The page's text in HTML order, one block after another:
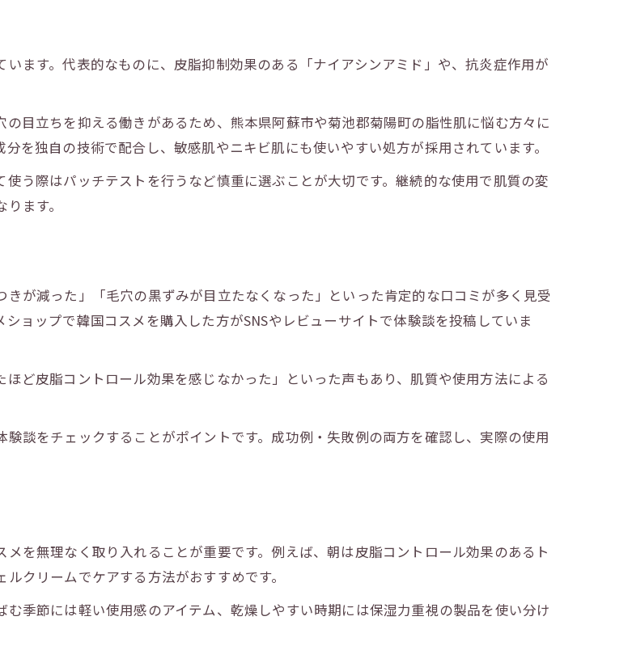
にもやさしい毛穴ケアコスメの選び方
ラブル対策に韓国コスメが役立つ理由
コスメの毛穴ケア成分がもたらす効果
みと韓国コスメの相性を検証
すなら知っておきたい韓国コスメ選び
りに最適な韓国コスメの特徴とは
に見る韓国コスメの選び方ガイド
ない韓国コスメの上手な選び方
ます。代表的なものに、皮脂抑制効果のある「ナイアシンアミド」や、抗炎症作用が
目立ちを抑える働きがあるため、熊本県阿蘇市や菊池郡菊陽町の脂性肌に悩む方々に
を独自の技術で配合し、敏感肌やニキビ肌にも使いやすい処方が採用されています。
う際はパッチテストを行うなど慎重に選ぶことが大切です。継続的な使用で肌質の変
ます。
が減った」「毛穴の黒ずみが目立たなくなった」といった肯定的な口コミが多く見受
ョップで韓国コスメを購入した方がSNSやレビューサイトで体験談を投稿していま
ど皮脂コントロール効果を感じなかった」といった声もあり、肌質や使用方法による
談をチェックすることがポイントです。成功例・失敗例の両方を確認し、実際の使用
を無理なく取り入れることが重要です。例えば、朝は皮脂コントロール効果のあるト
クリームでケアする方法がおすすめです。
季節には軽い使用感のアイテム、乾燥しやすい時期には保湿力重視の製品を使い分け